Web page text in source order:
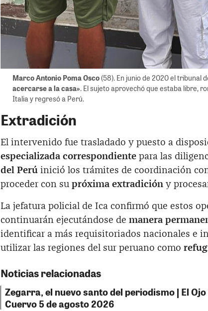
Marco Antonio Poma Osco(58). En junio de 2020 el tribunal
acercarse a la casa». El sujeto aprovechó que estaba libre,
Italia y regresó a Perú.
Extradición
El intervenido fue trasladado y puesto a
especializada correspondiente para las
del Perú inició los trámites de coordinación
proceder con su próxima extradición y
La jefatura policial de Ica confirmó que estos
continuarán ejecutándose de manera
identificar a más requisitoriados nacionales e
utilizar las regiones del sur peruano como
Noticias relacionadas
Zegarra, el nuevo santo del periodismo | El Ojo
Cuervo 5 de agosto 2026